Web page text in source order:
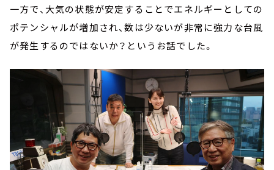
一方で、大気の状態が安定することでエネルギーとしての
ポテンシャルが増加され、数は少ないが非常に強力な台風
が発生するのではないか？というお話でした。